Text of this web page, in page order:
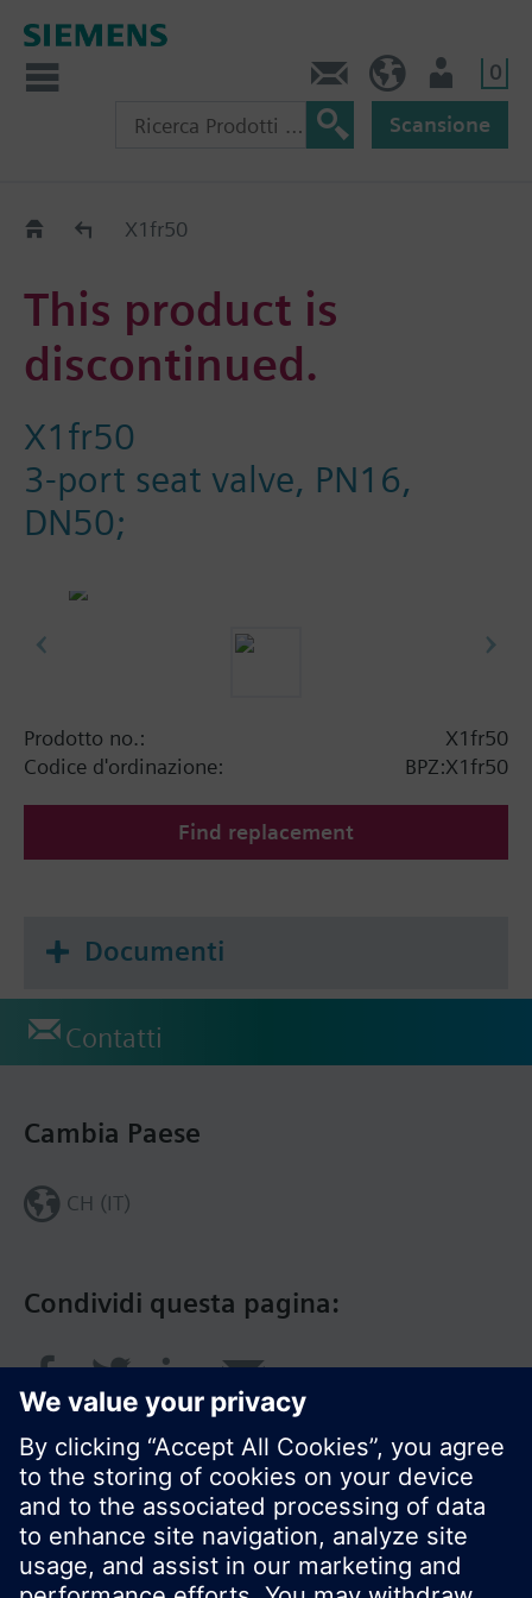
0
Scansione
Old2NewX1fr50
This product is
discontinued.
X1fr50
3-port seat valve, PN16,
DN50;
Prodotto no.:
X1fr50
Codice d'ordinazione:
BPZ:X1fr50
Find replacement
Documenti
Contatti
Condividi questa pagina:
Cambia Paese
CH (IT)